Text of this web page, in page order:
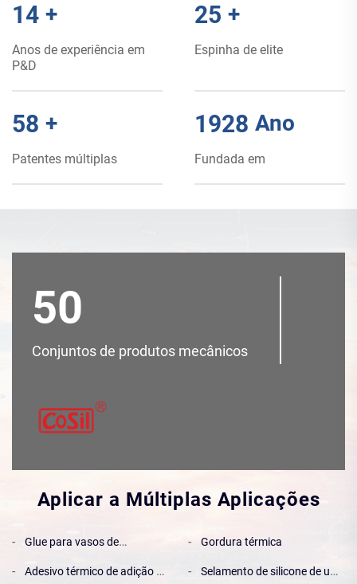
15 +
Anos de experiência em
P&D
26 +
Espinha de elite
60 +
Patentes múltiplas
2008 Ano
Fundada em
50
Conjuntos de produtos mecânicos
Aplicar a Múltiplas Aplicações
Glue para vasos de
componentes
Gordura térmica
Adesivo térmico de adição de
Selamento de silicone de um